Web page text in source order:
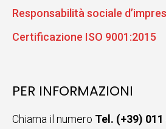
Responsabilità sociale
Certificazione ISO 9001:2015
PER INFORMAZIONI
Chiama il numero Tel. (+39) 011